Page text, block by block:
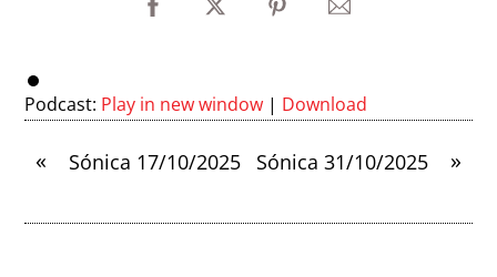
Podcast: Play in new window | Download
« Sónica 17/10/2025 »
Sónica 31/10/2025